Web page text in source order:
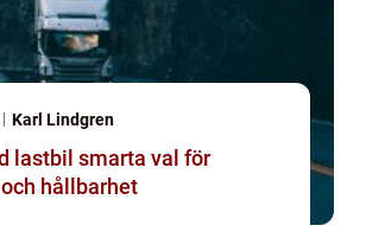
Karl Lindgren
val för
hållbarhet